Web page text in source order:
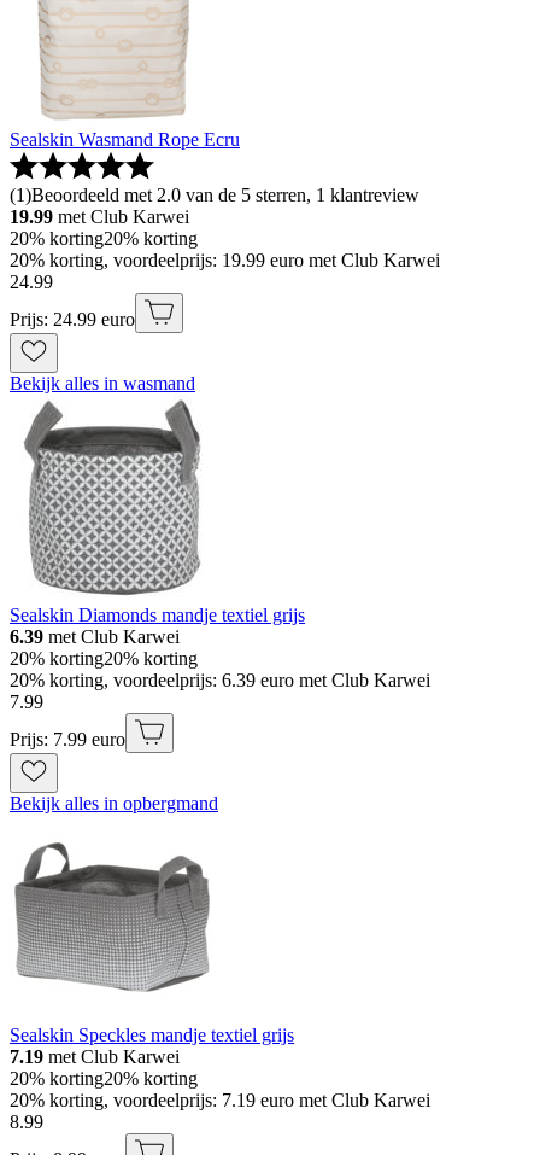
Sealskin Wasmand Rope Ecru
(1)Beoordeeld met 2.0 van de 5 sterren, 1 klantreview
19.99 met Club Karwei
20% korting20% korting
20% korting, voordeelprijs: 19.99 euro met Club Karwei
24.99
Prijs: 24.99 euro
Bekijk alles in wasmand
Sealskin Diamonds mandje textiel grijs
6.39 met Club Karwei
20% korting20% korting
20% korting, voordeelprijs: 6.39 euro met Club Karwei
7.99
Prijs: 7.99 euro
Bekijk alles in opbergmand
Sealskin Speckles mandje textiel grijs
7.19 met Club Karwei
20% korting20% korting
20% korting, voordeelprijs: 7.19 euro met Club Karwei
8.99